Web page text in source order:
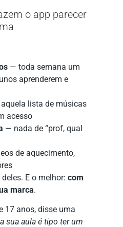
o app parecer
— toda semana um
aprenderem e
lista de músicas
acesso
— nada de “prof, qual
de aquecimento,
E o melhor: com
marca.
17 anos, disse uma
sua aula é tipo ter um